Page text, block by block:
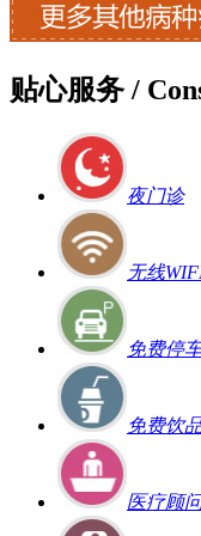
贴心服务 /
夜门诊
无线
免费停
免费饮
医疗顾